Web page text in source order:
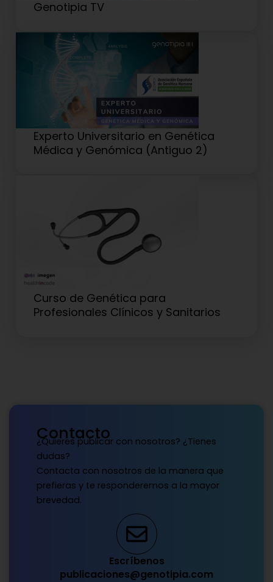
Genotipia TV
Experto Universitario en Genética
Médica y Genómica (Antiguo 2)
Curso de Genética para
Profesionales Clínicos y Sanitarios
Contacto
¿Quieres publicar con nosotros? ¿Tienes
dudas?
Contacta con nosotros de la manera que
prefieras y te responderemos a la mayor
brevedad.
Escríbenos
publicaciones@genotipia.com